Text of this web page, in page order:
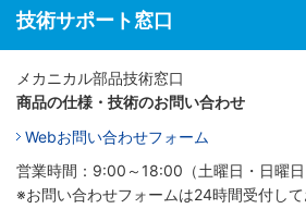
技術サポート窓口
メカニカル部品技術窓口
商品の仕様・技術のお問い合わせ
Webお問い合わせフォーム
営業時間：9:00～18:00（土曜日・日曜日
※お問い合わせフォームは24時間受付して